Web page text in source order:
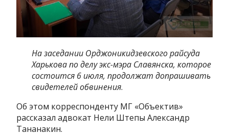
На заседании Орджоникидзевского райсуда
Харькова по делу экс-мэра Славянска, которое
состоится 6 июля, продолжат допрашивать
свидетелей обвинения.
Об этом корреспонденту МГ «Объектив»
рассказал адвокат Нели Штепы Александр
Тананакин.